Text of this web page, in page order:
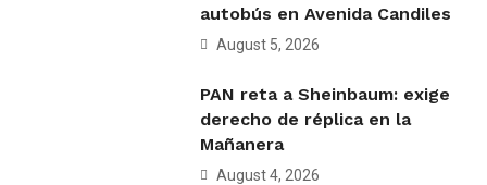
autobús en Avenida Candiles
August 5, 2026
PAN reta a Sheinbaum: exige
derecho de réplica en la
Mañanera
August 4, 2026